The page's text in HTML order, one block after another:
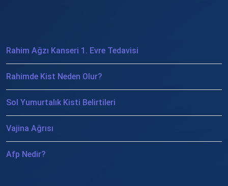
Rahim Ağzı Kanseri 1. Evre Tedavisi
Rahimde Kist Neden Olur?
Sol Yumurtalık Kisti Belirtileri
Vajina Ağrısı
Afp Nedir?